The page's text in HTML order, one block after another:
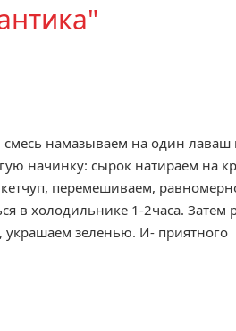
намазываем на один лаваш
начинку: сырок натираем на
перемешиваем,
в холодильнике 1-2часа. Затем
зеленью. И- приятного